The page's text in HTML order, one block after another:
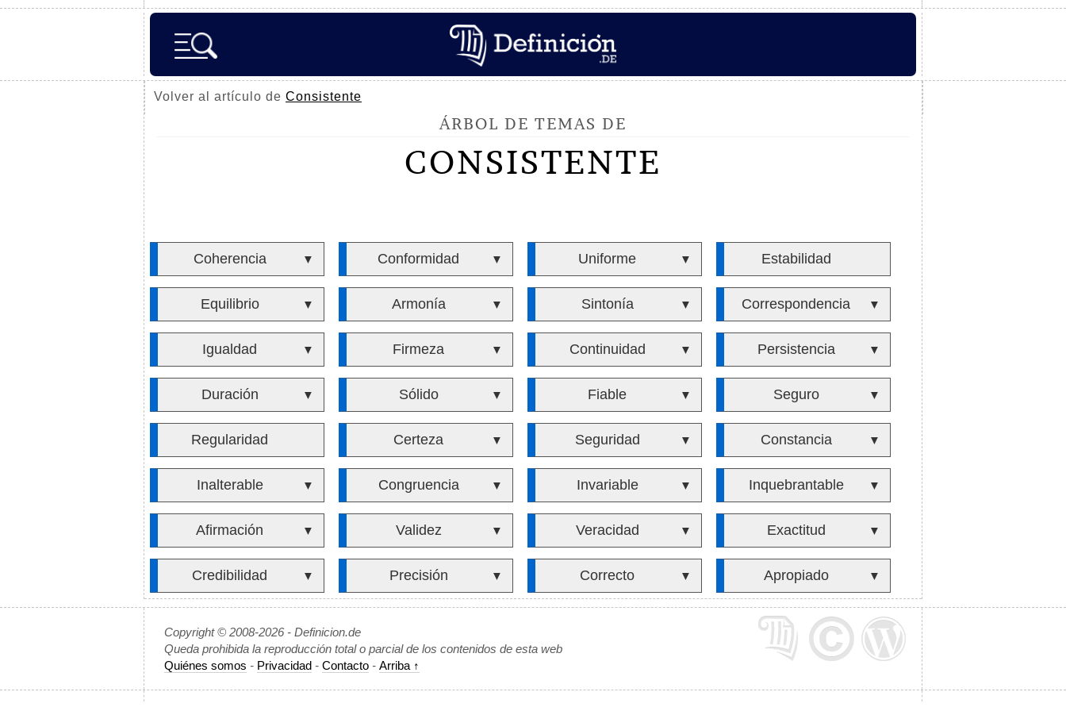
Volver al artículo de Consistente
ÁRBOL DE TEMAS DE
CONSISTENTE
Coherencia ▼ Conformidad ▼ Uniforme ▼ Estabilidad
Equilibrio ▼ Armonía ▼ Sintonía ▼ Correspondencia ▼
Igualdad ▼ Firmeza ▼ Continuidad ▼ Persistencia ▼
Duración ▼ Sólido ▼ Fiable ▼ Seguro ▼
Regularidad Certeza ▼ Seguridad ▼ Constancia ▼
Inalterable ▼ Congruencia ▼ Invariable ▼ Inquebrantable ▼
Afirmación ▼ Validez ▼ Veracidad ▼ Exactitud ▼
Credibilidad ▼ Precisión ▼ Correcto ▼ Apropiado ▼
Copyright © 2008-2026 - Definicion.de
Queda prohibida la reproducción total o parcial de los contenidos de esta web
Quiénes somos - Privacidad - Contacto - Arriba ↑